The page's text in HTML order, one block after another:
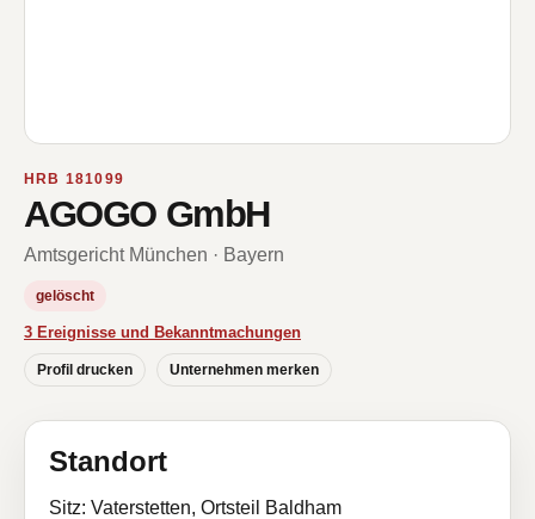
HRB 181099
AGOGO GmbH
Amtsgericht München · Bayern
gelöscht
3 Ereignisse und Bekanntmachungen
Profil drucken Unternehmen merken
Standort
Sitz: Vaterstetten, Ortsteil Baldham